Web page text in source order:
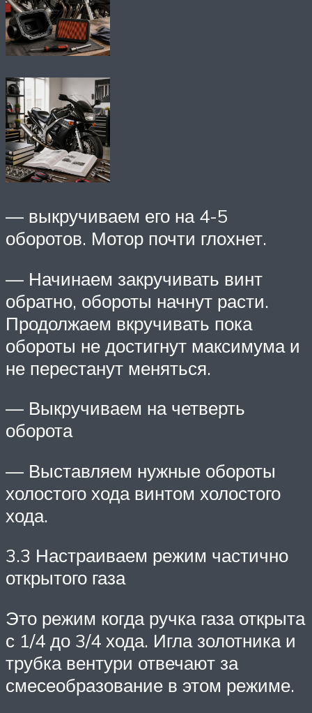
— выкручиваем его на 4-5
оборотов. Мотор почти глохнет.
— Начинаем закручивать винт
обратно, обороты начнут расти.
Продолжаем вкручивать пока
обороты не достигнут максимума и
не перестанут меняться.
— Выкручиваем на четверть
оборота
— Выставляем нужные обороты
холостого хода винтом холостого
хода.
3.3 Настраиваем режим частично
открытого газа
Это режим когда ручка газа открыта
с 1/4 до 3/4 хода. Игла золотника и
трубка вентури отвечают за
смесеобразование в этом режиме.